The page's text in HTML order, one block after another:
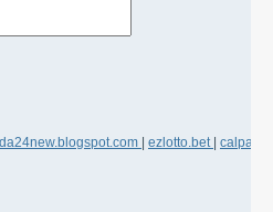
ezlotto.bet